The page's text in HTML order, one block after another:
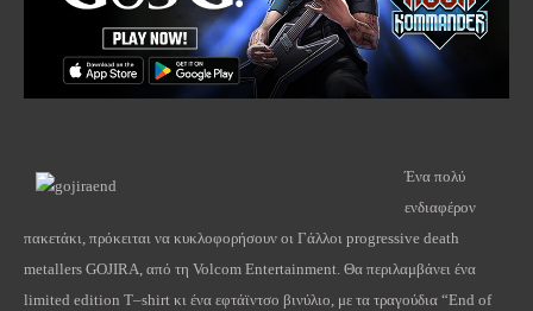
Ένα πολύ
ενδιαφέρον
πακετάκι, πρόκειται να κυκλοφορήσουν οι Γάλλοι progressive death
metallers GOJIRA , από τη Volcom Entertainment . Θα περιλαμβάνει ένα
limited edition T–shirt κι ένα εφτάϊντσο βινύλιο, με τα τραγούδια “End of